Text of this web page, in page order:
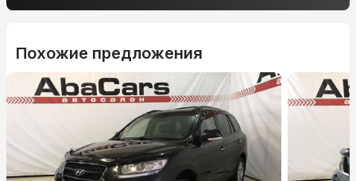
Похожие предложения